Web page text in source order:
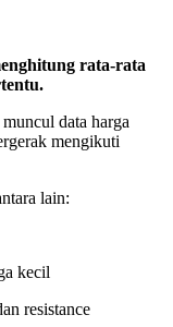
rata-rata
data harga
mengikuti
lain:
kecil
resistance